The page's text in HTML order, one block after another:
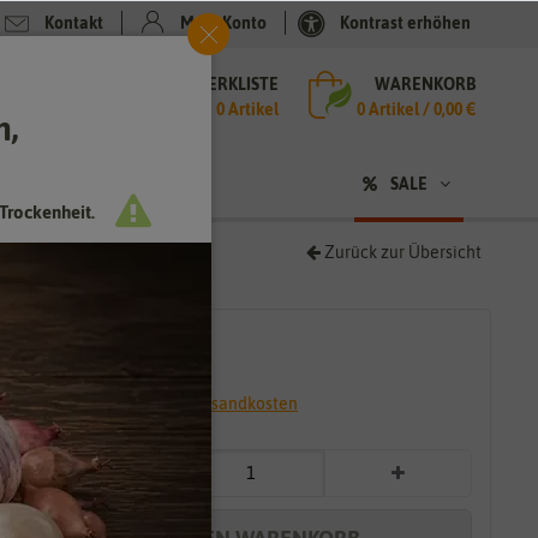
Kontakt Mein Konto Kontrast erhöhen
MERKLISTE
0 Artikel
WARENKORB
0Artikel /0,00 €
SALE
Zurück zur Übersicht
* inkl. 7% MwSt. zzgl. Versandkosten